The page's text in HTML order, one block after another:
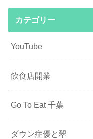
カテゴリー
YouTube
飲食店開業
Go To Eat 千葉
ダウン症優と翠